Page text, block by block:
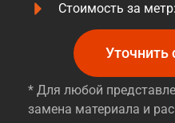
Стоимость за
Уточнить
* Для любой
замена материала и